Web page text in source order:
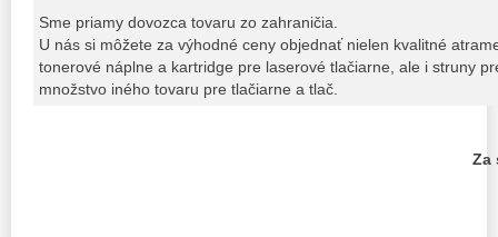
Sme priamy dovozca tovaru zo zahraničia.
U nás si môžete za výhodné ceny objednať nielen kvalitné
tonerové náplne a kartridge pre laserové tlačiarne, ale i struny
množstvo iného tovaru pre tlačiarne a tlač.
Za